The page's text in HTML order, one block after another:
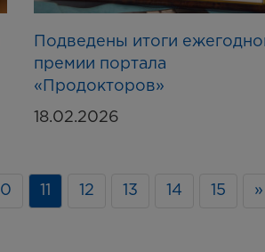
Подведены итоги
премии портала
«Продокторов»
18.02.2026
10 12 13 14 15 »